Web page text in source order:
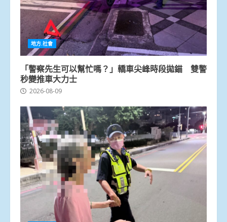
地方.社會
「警察先生可以幫忙嗎？」轎車尖峰時段拋錨 雙警
秒變推車大力士
2026-08-09